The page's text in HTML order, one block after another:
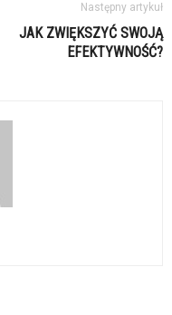
Następny artykuł
JAK ZWIĘKSZYĆ SWOJĄ
EFEKTYWNOŚĆ?